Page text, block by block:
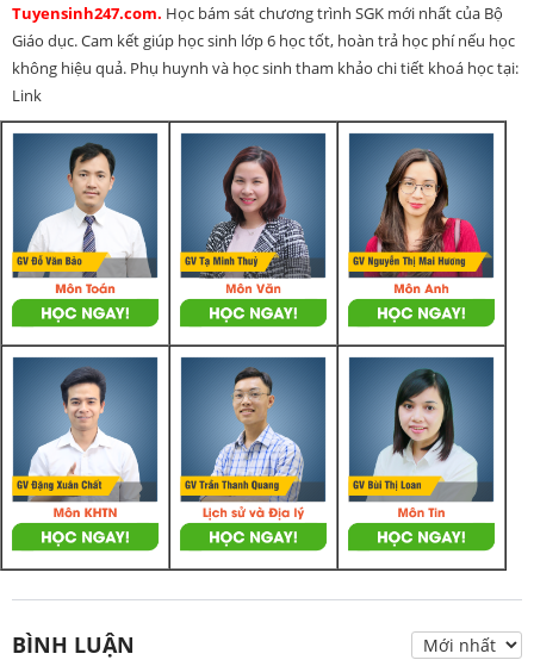
Tuyensinh247.com. Học bám sát chương trình SGK mới nhất của Bộ
Giáo dục. Cam kết giúp học sinh lớp 6 học tốt, hoàn trả học phí nếu học
không hiệu quả. Phụ huynh và học sinh tham khảo chi tiết khoá học tại:
Link
BÌNH LUẬN